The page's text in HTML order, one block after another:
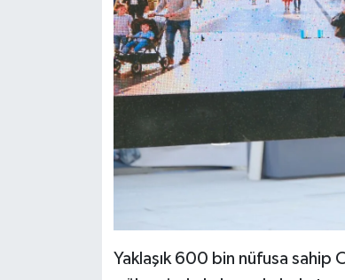
Yaklaşık 600 bin nüfusa sahip